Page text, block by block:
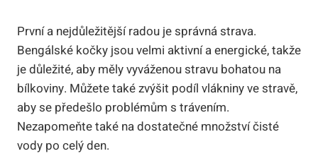
První a nejdůležitější radou je správná strava.
Bengálské kočky jsou velmi aktivní a energické, takže
je důležité, aby měly vyváženou stravu bohatou na
bílkoviny. Můžete také zvýšit podíl vlákniny ve stravě,
aby se předešlo problémům s trávením.
Nezapomeňte také na dostatečné množství čisté
vody po celý den.